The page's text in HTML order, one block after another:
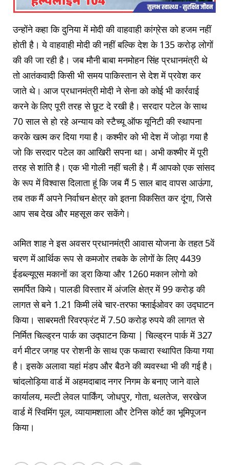
उन्होंने कहा कि दुनिया में मोदी की वाहवाही कांग्रेस को हजम नहीं
होती है। ये वाहवाही मोदी की नहीं बल्कि देश के 135 करोड़ लोगों
की की जा रही है। जब मौनी बाबा मनमोहन सिंह प्रधानमंत्री थे
तो आतंकवादी किसी भी समय पाकिस्तान से देश में प्रवेश कर
जाते थे। आज प्रधानमंत्री मोदी ने सेना को कोई भी कार्रवाई
करने के लिए पूरी तरह से छूट दे रखी है। सरदार पटेल के साथ
70 साल से हो रहे अन्याय को स्टैच्यू ऑफ यूनिटी की स्थापना
करके खत्म कर दिया गया है। कश्मीर को भी देश में जोड़ा गया है
जो कि सरदार पटेल का आखिरी सपना था। अभी कश्मीर में पूरी
तरह से शांति है। एक भी गोली नहीं चली है। मैं आपको एक सांसद
के रूप में विश्वास दिलाता हूं कि जब मैं 5 साल बाद वापस आऊंगा,
तब तक मैं अपने निर्वाचन क्षेत्र को इतना विकसित कर दूंगा, जिसे
आप सब देख और महसूस कर सकेंगे।
अमित शाह ने इस अवसर प्रधानमंत्री आवास योजना के तहत 5वें
चरण में आर्थिक रूप से कमजोर तबके के लोगों के लिए 4439
ईडब्ल्यूएस मकानों का ड्रा किया और 1260 मकान लोगो को
समर्पित किये। पालडी विस्तार में अंजलि क्षेत्र में 99 करोड़ की
लागत से बने 1.21 किमी लंबे चार-तरफा फ्लाईओवर का उद्घाटन
किया। साबरमती रिवरफ्रंट में 7.50 करोड़ रुपये की लागत से
निर्मित चिल्ड्रन पार्क का उद्घाटन किया | चिल्ड्रन पार्क में 327
वर्ग मीटर जगह पर रोशनी के साथ एक फव्वारा स्थापित किया गया
है। इसके अलावा यहां मंडप और बैठने की व्यवस्था भी की गई है।
चांदलोड़िया वार्ड में अहमदाबाद नगर निगम के बनाए जाने वाले
कार्यालय, मल्टी लेवल पार्किंग, जोधपुर, गोता, थलतेज, सरखेज
वार्ड में स्विमिंग पूल, व्यायामशाला और टेनिस कोर्ट का भूमिपूजन
किया।